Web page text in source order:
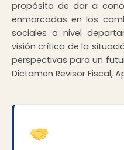
propósito de dar a
enmarcadas en los
sociales a nivel
visión crítica de la
perspectivas para un
Dictamen Revisor Fiscal,